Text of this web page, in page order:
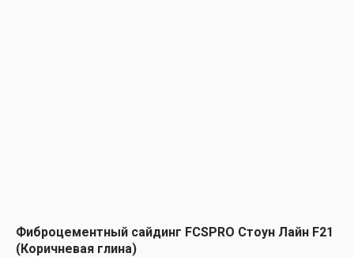
Cedral
Фиброцементный сайдинг FCSPRO Стоун Лайн F21
(Коричневая глина)